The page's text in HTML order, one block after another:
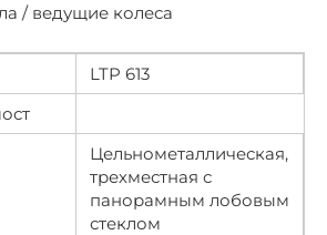
/ ведущие колеса
LTP 613
Цельнометаллическая,
трехместная с
панорамным лобовым
стеклом